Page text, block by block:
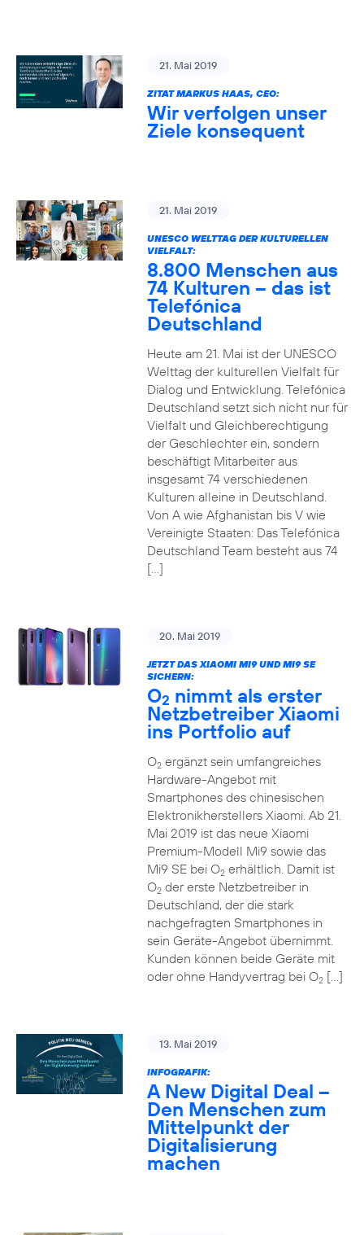
21. Mai 2019
ZITAT MARKUS HAAS, CEO:
Wir verfolgen unser
Ziele konsequent
21. Mai 2019
UNESCO WELTTAG DER KULTURELLEN
VIELFALT:
8.800 Menschen aus
74 Kulturen – das ist
Telefónica
Deutschland
Heute am 21. Mai ist der UNESCO
Welttag der kulturellen Vielfalt für
Dialog und Entwicklung. Telefónica
Deutschland setzt sich nicht nur für
Vielfalt und Gleichberechtigung
der Geschlechter ein, sondern
beschäftigt Mitarbeiter aus
insgesamt 74 verschiedenen
Kulturen alleine in Deutschland.
Von A wie Afghanistan bis V wie
Vereinigte Staaten: Das Telefónica
Deutschland Team besteht aus 74
[…]
20. Mai 2019
JETZT DAS XIAOMI MI9 UND MI9 SE
SICHERN:
O2 nimmt als erster
Netzbetreiber Xiaomi
ins Portfolio auf
O2ergänzt sein umfangreiches
Hardware-Angebot mit
Smartphones des chinesischen
Elektronikherstellers Xiaomi. Ab 21.
Mai 2019 ist das neue Xiaomi
Premium-Modell Mi9 sowie das
Mi9 SE bei O2erhältlich. Damit ist
O2der erste Netzbetreiber in
Deutschland, der die stark
nachgefragten Smartphones in
sein Geräte-Angebot übernimmt.
Kunden können beide Geräte mit
oder ohne Handyvertrag bei O2[…]
13. Mai 2019
INFOGRAFIK:
A New Digital Deal –
Den Menschen zum
Mittelpunkt der
Digitalisierung
machen